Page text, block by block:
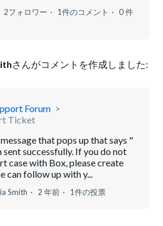
2フォロワー 1件のコメント
0 件
さんがコメントを作成しました:
Forum
Ticket
message that pops up that says "
sent successfully. If you do not
case with Box, please create
can follow up with y...
Smith 2 年前 1件の投票